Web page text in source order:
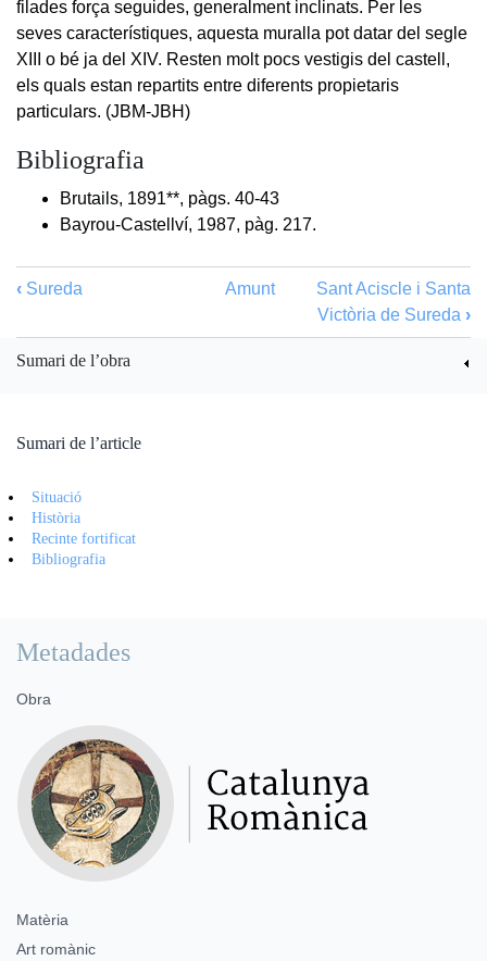
filades força seguides, generalment inclinats. Per les
seves característiques, aquesta muralla pot datar del segle
XIII o bé ja del XIV. Resten molt pocs vestigis del castell,
els quals estan repartits entre diferents propietaris
particulars. (JBM-JBH)
Bibliografia
Brutails, 1891**, pàgs. 40-43
Bayrou-Castellví, 1987, pàg. 217.
‹ Sureda Amunt
Sant Aciscle i Santa
Victòria de Sureda ›
Sumari de l’obra
Sumari de l’article
Situació
Història
Recinte fortificat
Bibliografia
Metadades
Obra
Matèria
Art romànic